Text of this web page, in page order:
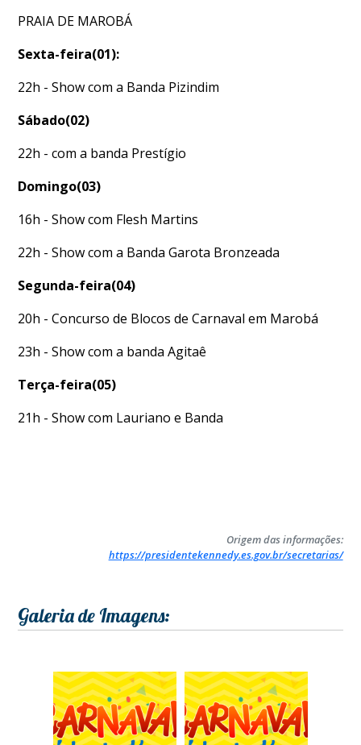
PRAIA DE MAROBÁ
Sexta-feira(01):
22h - Show com a Banda Pizindim
Sábado(02)
22h - com a banda Prestígio
Domingo(03)
16h - Show com Flesh Martins
22h - Show com a Banda Garota Bronzeada
Segunda-feira(04)
20h - Concurso de Blocos de Carnaval em Marobá
23h - Show com a banda Agitaê
Terça-feira(05)
21h - Show com Lauriano e Banda
Origem das informações:
https://presidentekennedy.es.gov.br/secretarias/
Galeria de Imagens: